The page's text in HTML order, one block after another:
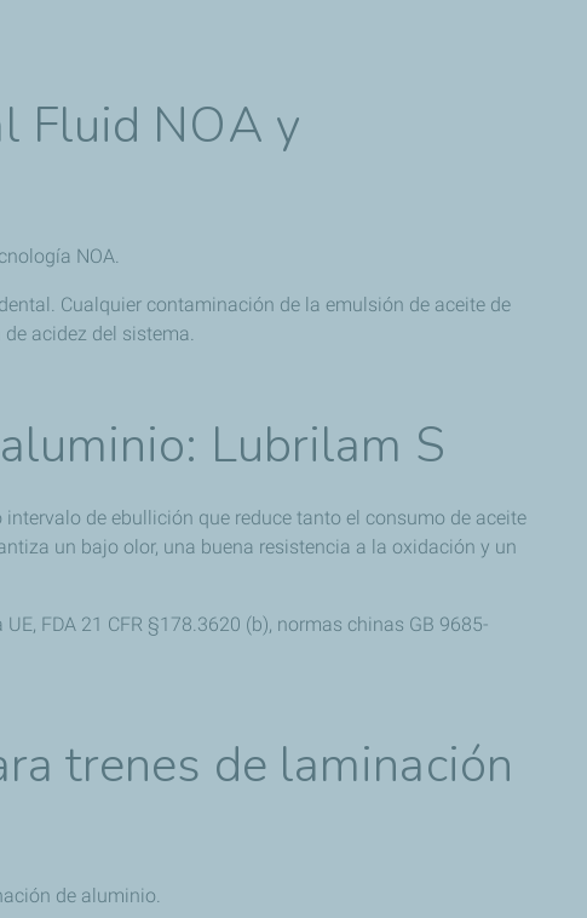
Fluid NOA y
NOA.
Cualquier contaminación de la emulsión de aceite de
acidez del sistema.
Lubrilam S
de ebullición que reduce tanto el consumo de aceite
un bajo olor, una buena resistencia a la oxidación y un
FDA 21 CFR §178.3620 (b), normas chinas GB 9685-
trenes de laminación
de aluminio.